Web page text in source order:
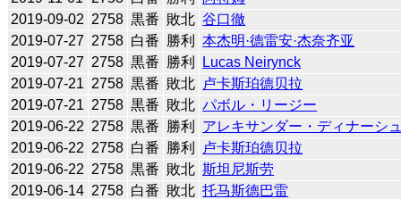
2019-09-02 2758 黒番 敗北 谷口徹
2019-07-27 2758 白番 勝利
本杰明·德雷安·杰奈齐亚
2019-07-27 2758 黒番 勝利
Lucas Neirynck
2019-07-21 2758 黒番 敗北 卢卡斯珀德贝拉
2019-07-21 2758 黒番 敗北 パボル・リージー
2019-06-22 2758 黒番 勝利
アレキサンダー・ディナーシ
2019-06-22 2758 白番 勝利
卢卡斯珀德贝拉
2019-06-22 2758 黒番 敗北 斯坦尼斯劳
2019-06-14 2758 白番 敗北 托马斯德巴雷